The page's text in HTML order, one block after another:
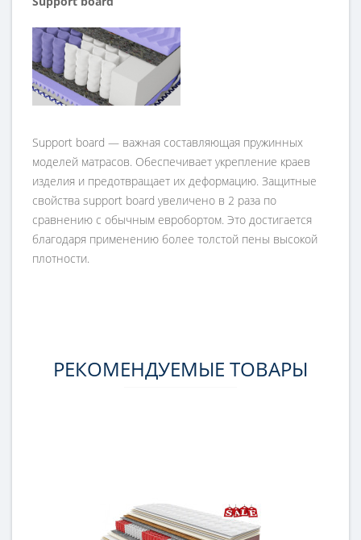
Support board — важная составляющая пружинных
моделей матрасов. Обеспечивает укрепление краев
изделия и предотвращает их деформацию. Защитные
свойства support board увеличено в 2 раза по
сравнению с обычным евробортом. Это достигается
благодаря применению более толстой пены высокой
плотности.
РЕКОМЕНДУЕМЫЕ ТОВАРЫ